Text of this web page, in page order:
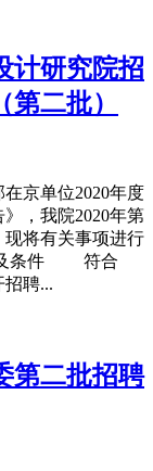
计研究院招
二批）
京单位2020年度
，我院2020年第
现将有关事项进行
及条件 符合
招聘...
第二批招聘